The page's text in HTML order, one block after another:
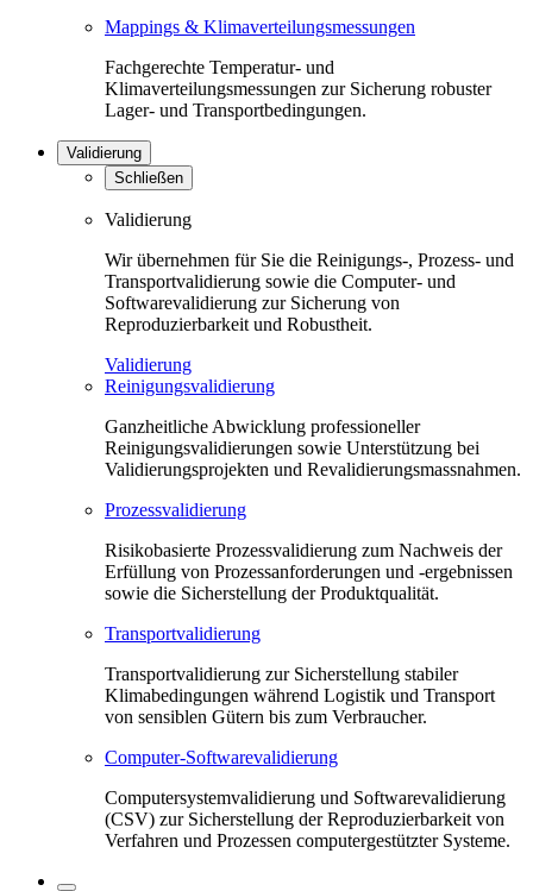
Mappings & Klimaverteilungsmessungen
Fachgerechte Temperatur- und
Klimaverteilungsmessungen zur Sicherung robuster
Lager- und Transportbedingungen.
Validierung
Schließen
Validierung
Wir übernehmen für Sie die Reinigungs-, Prozess- und
Transportvalidierung sowie die Computer- und
Softwarevalidierung zur Sicherung von
Reproduzierbarkeit und Robustheit.
Validierung
Reinigungsvalidierung
Ganzheitliche Abwicklung professioneller
Reinigungsvalidierungen sowie Unterstützung bei
Validierungsprojekten und Revalidierungsmassnahmen.
Prozessvalidierung
Risikobasierte Prozessvalidierung zum Nachweis der
Erfüllung von Prozessanforderungen und -ergebnissen
sowie die Sicherstellung der Produktqualität.
Transportvalidierung
Transportvalidierung zur Sicherstellung stabiler
Klimabedingungen während Logistik und Transport
von sensiblen Gütern bis zum Verbraucher.
Computer-Softwarevalidierung
Computersystemvalidierung und Softwarevalidierung
(CSV) zur Sicherstellung der Reproduzierbarkeit von
Verfahren und Prozessen computergestützter Systeme.